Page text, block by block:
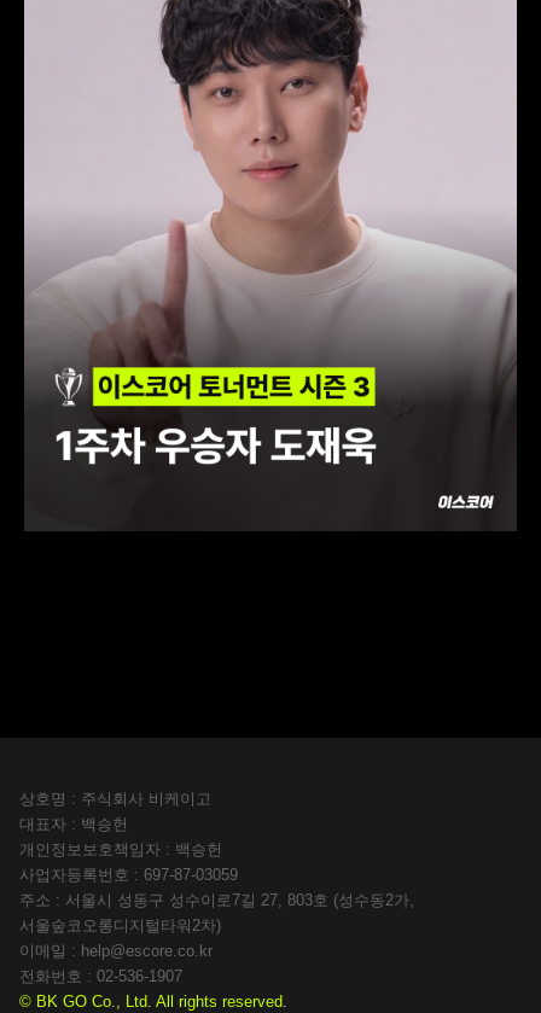
상호명 : 주식회사 비케이고
대표자 : 백승헌
개인정보보호책임자 : 백승헌
사업자등록번호 : 697-87-03059
주소 : 서울시 성동구 성수이로7길 27, 803호 (성수동2가,
서울숲코오롱디지털타워2차)
이메일 : help@escore.co.kr
전화번호 : 02-536-1907
© BK GO Co., Ltd. All rights reserved.